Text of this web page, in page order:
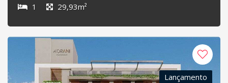
1 29,93m²
Lançamento